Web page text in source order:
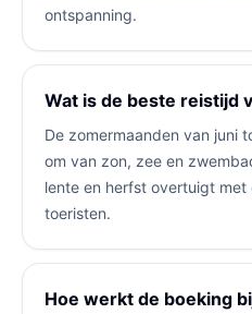
ontspanning.
Wat is de beste reistijd
De zomermaanden van juni
om van zon, zee en
lente en herfst overtuigt
toeristen.
Hoe werkt de boeking